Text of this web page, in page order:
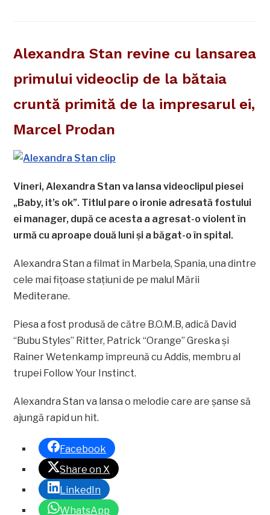
Alexandra Stan revine cu lansarea
primului videoclip de la bătaia
cruntă primită de la impresarul ei,
Marcel Prodan
Vineri, Alexandra Stan va lansa videoclipul piesei
„Baby, it’s ok”. Titlul pare o ironie adresată fostului
ei manager, după ce acesta a agresat-o violent în
urmă cu aproape două luni şi a băgat-o în spital.
Alexandra Stan a filmat în Marbela, Spania, una dintre
cele mai fiţoase staţiuni de pe malul Mării
Mediterane.
Piesa a fost produsă de către B.O.M.B, adică David
“Bubu Styles” Ritter, Patrick “Orange” Greska şi
Rainer Wetenkamp împreună cu Addis, membru al
trupei Follow Your Instinct.
Alexandra Stan va lansa o melodie care are şanse să
ajungă rapid un hit.
Facebook
Share on X
LinkedIn
WhatsApp